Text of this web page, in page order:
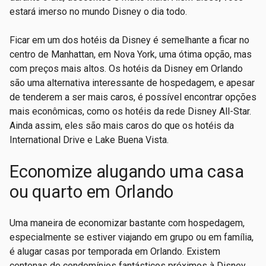
estará imerso no mundo Disney o dia todo.
Ficar em um dos hotéis da Disney é semelhante a ficar no
centro de Manhattan, em Nova York, uma ótima opção, mas
com preços mais altos. Os hotéis da Disney em Orlando
são uma alternativa interessante de hospedagem, e apesar
de tenderem a ser mais caros, é possível encontrar opções
mais econômicas, como os hotéis da rede Disney All-Star.
Ainda assim, eles são mais caros do que os hotéis da
International Drive e Lake Buena Vista.
Economize alugando uma casa
ou quarto em Orlando
Uma maneira de economizar bastante com hospedagem,
especialmente se estiver viajando em grupo ou em família,
é alugar casas por temporada em Orlando. Existem